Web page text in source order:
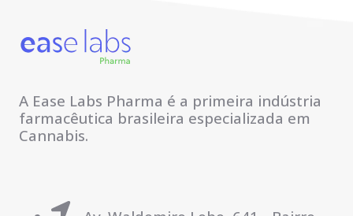
A Ease Labs Pharma é a primeira indústria
farmacêutica brasileira especializada em
Cannabis.